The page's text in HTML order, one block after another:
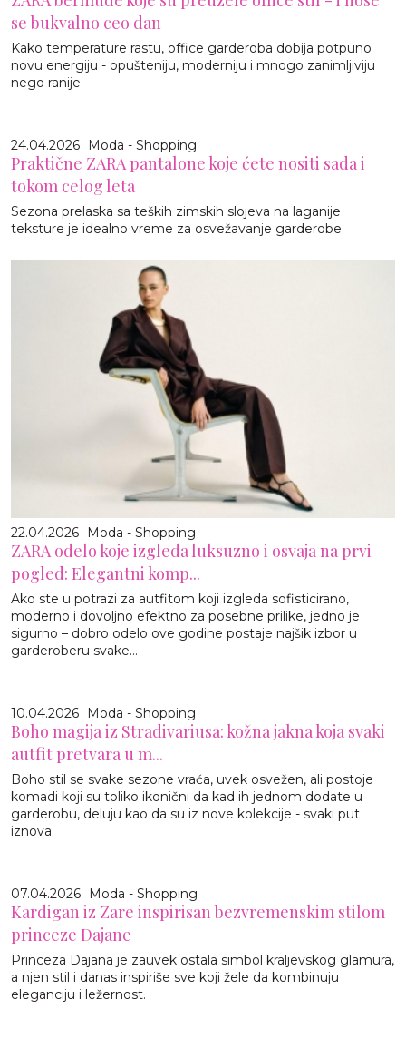
se bukvalno ceo dan
Kako temperature rastu, office garderoba dobija potpuno
novu energiju - opušteniju, moderniju i mnogo zanimljiviju
nego ranije.
24.04.2026 Moda - Shopping
Praktične ZARA pantalone koje ćete nositi sada i
tokom celog leta
Sezona prelaska sa teških zimskih slojeva na laganije
teksture je idealno vreme za osvežavanje garderobe.
22.04.2026 Moda - Shopping
ZARA odelo koje izgleda luksuzno i osvaja na prvi
pogled: Elegantni komp...
Ako ste u potrazi za autfitom koji izgleda sofisticirano,
moderno i dovoljno efektno za posebne prilike, jedno je
sigurno – dobro odelo ove godine postaje najšik izbor u
garderoberu svake...
10.04.2026 Moda - Shopping
Boho magija iz Stradivariusa: kožna jakna koja svaki
autfit pretvara u m...
Boho stil se svake sezone vraća, uvek osvežen, ali postoje
komadi koji su toliko ikonični da kad ih jednom dodate u
garderobu, deluju kao da su iz nove kolekcije - svaki put
iznova.
07.04.2026 Moda - Shopping
Kardigan iz Zare inspirisan bezvremenskim stilom
princeze Dajane
Princeza Dajana je zauvek ostala simbol kraljevskog glamura,
a njen stil i danas inspiriše sve koji žele da kombinuju
eleganciju i ležernost.